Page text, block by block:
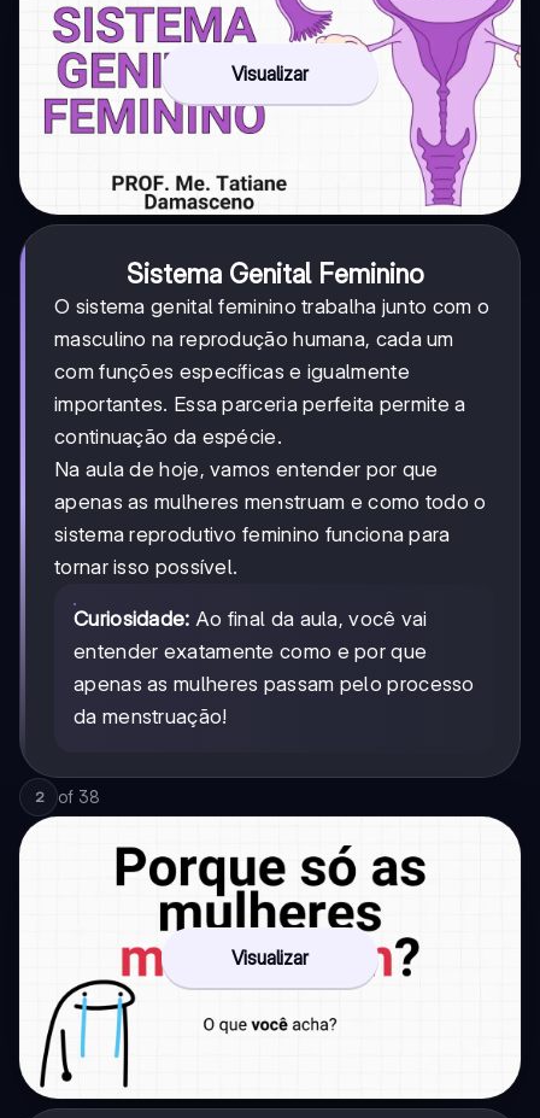
Visualizar
Sistema Genital Feminino
O sistema genital feminino trabalha junto com o
masculino na reprodução humana, cada um
com funções específicas e igualmente
importantes. Essa parceria perfeita permite a
continuação da espécie.
Na aula de hoje, vamos entender por que
apenas as mulheres menstruam e como todo o
sistema reprodutivo feminino funciona para
tornar isso possível.
Curiosidade: Ao final da aula, você vai
entender exatamente como e por que
apenas as mulheres passam pelo processo
da menstruação!
2 of 38
Visualizar